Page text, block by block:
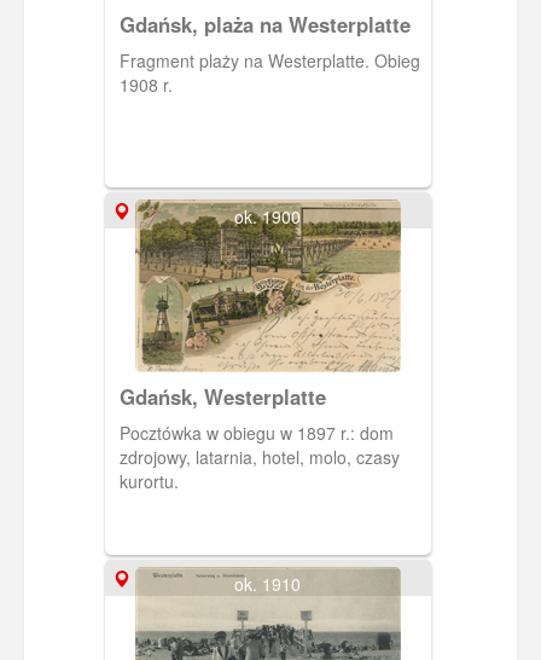
Gdańsk, plaża na Westerplatte
Fragment plaży na Westerplatte. Obieg
1908 r.
ok. 1900
Gdańsk, Westerplatte
Pocztówka w obiegu w 1897 r.: dom
zdrojowy, latarnia, hotel, molo, czasy
kurortu.
ok. 1910